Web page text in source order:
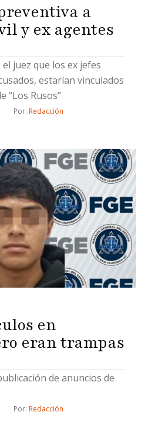
a
y ex agentes
juez que los ex jefes
estarían vinculados
“Los Rusos”
Por: Redacción
en
eran trampas
de anuncios de
Por: Redacción